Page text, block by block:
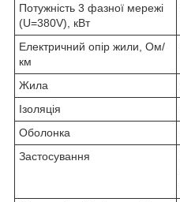
Потужність 3 фазної мережі
(U=380V), кВт
Електричний опір жили, Ом/
км
Жила
Ізоляція
Оболонка
Застосування